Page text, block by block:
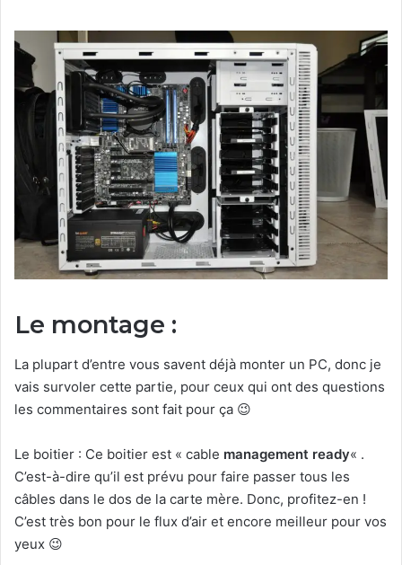
Le montage :
La plupart d’entre vous savent déjà monter un PC, donc je
vais survoler cette partie, pour ceux qui ont des questions
les commentaires sont fait pour ça 😉
Le boitier : Ce boitier est « cable management ready« .
C’est-à-dire qu’il est prévu pour faire passer tous les
câbles dans le dos de la carte mère. Donc, profitez-en !
C’est très bon pour le flux d’air et encore meilleur pour vos
yeux 😉